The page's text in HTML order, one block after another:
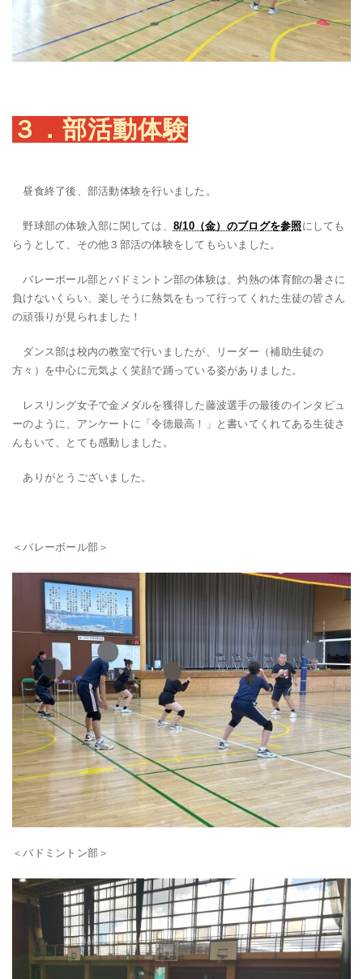
３．部活動体験
昼食終了後、部活動体験を行いました。
野球部の体験入部に関しては、 8/10（金）のブログを参照 にしても
らうとして、その他３部活の体験をしてもらいました。
バレーボール部とバドミントン部の体験は、灼熱の体育館の暑さに
負けないくらい、楽しそうに熱気をもって行ってくれた生徒の皆さん
の頑張りが見られました！
ダンス部は校内の教室で行いましたが、リーダー（補助生徒の
方々）を中心に元気よく笑顔で踊っている姿がありました。
レスリング女子で金メダルを獲得した藤波選手の最後のインタビュ
ーのように、アンケートに「令徳最高！」と書いてくれてある生徒さ
んもいて、とても感動しました。
ありがとうございました。
＜バレーボール部＞
＜バドミントン部＞